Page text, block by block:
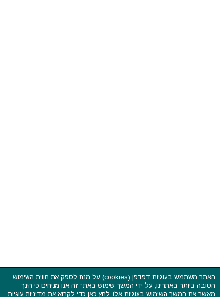
פסטיבלים וקרנבלים בעולם - כל הזכויות שמורות © 2015 - 2026
בשותפות עםCarniFest Online
האתר משתמש בעוגיות דפדפן (cookies) על מנת לספק את חווית השימוש
הטובה ביותר באתרינו, על ידי המשך שימוש באתר זה אנו מניחים כי הינך
מאשר את המשך השימוש בעוגיות אלו,לחץ כאןכדי לקרוא את מדיניות עוגיות
הדפדפן שלנו.